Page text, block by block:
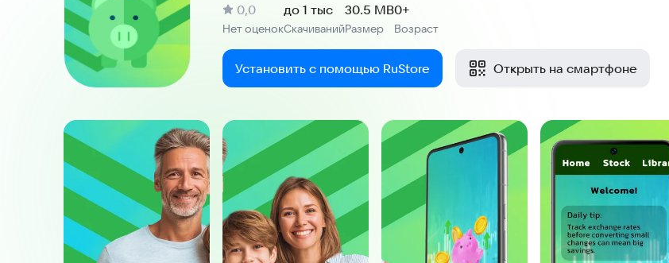
Рейтинг:
0,0
Нет оценокСкачиваний
до 1 тыс
Размер
30.5 MB
Возраст
0+
Установить с помощью RuStore Открыть на смартфоне
Скриншоты